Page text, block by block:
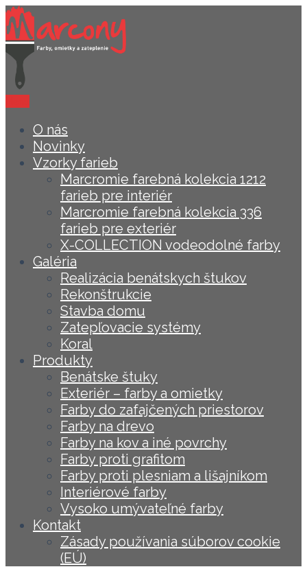
O nás
Novinky
Vzorky farieb
Marcromie farebná kolekcia 1212
farieb pre interiér
Marcromie farebná kolekcia 336
farieb pre exteriér
X-COLLECTION vodeodolné farby
Galéria
Realizácia benátskych štukov
Rekonštrukcie
Stavba domu
Zatepľovacie systémy
Koral
Produkty
Benátske štuky
Exteriér – farby a omietky
Farby do zafajčených priestorov
Farby na drevo
Farby na kov a iné povrchy
Farby proti grafitom
Farby proti plesniam a lišajníkom
Interiérové farby
Vysoko umývateľné farby
Kontakt
Zásady používania súborov cookie
(EÚ)